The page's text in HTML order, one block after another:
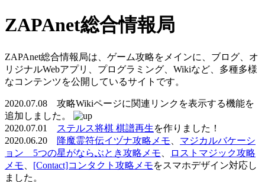
ZAPAnet総合情報局
ZAPAnet総合情報局は、ゲーム攻略をメインに、ブログ、オ
リジナルWebアプリ、プログラミング、Wikiなど、多種多様
なコンテンツを公開しているサイトです。
2020.07.08 攻略Wikiページに関連リンクを表示する機能を
追加しました。
2020.07.01
ステルス将棋 棋譜再生を作りました！
2020.06.20
降魔霊符伝イヅナ攻略メモ
マジカルバケーシ
ョン 5つの星がならぶとき攻略メモ
ロストマジック攻略
メモ
[Contact]コンタクト攻略メモをスマホデザイン対応し
ました。